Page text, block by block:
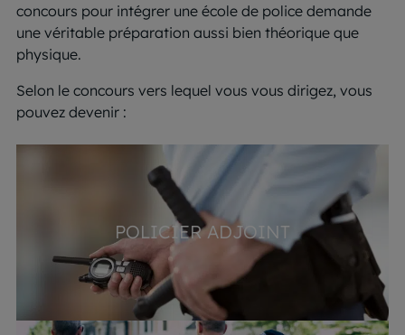
concours pour intégrer une école de police demande
une véritable préparation aussi bien théorique que
physique.
Selon le concours vers lequel vous vous dirigez, vous
pouvez devenir :
POLICIER ADJOINT